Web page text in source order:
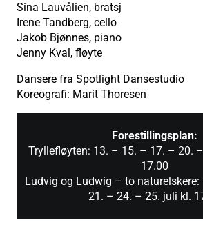
Sina Lauvålien, bratsj
Irene Tandberg, cello
Jakob Bjønnes, piano
Jenny Kval, fløyte
Dansere fra Spotlight Dansestudio
Koreografi: Marit Thoresen
Forestillingsplan:
Tryllefløyten: 13. – 15. – 17. – 20.
17.00
Ludvig og Ludwig – to
21. – 24. – 25. juli kl.